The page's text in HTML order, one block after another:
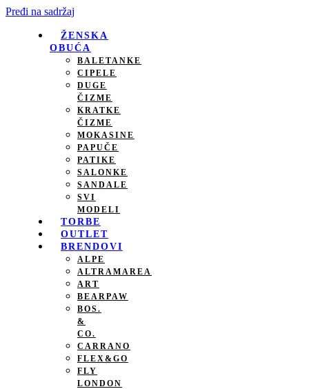
Pređi na sadržaj
ŽENSKA
OBUĆA
BALETANKE
CIPELE
DUGE
ČIZME
KRATKE
ČIZME
MOKASINE
PAPUČE
PATIKE
SALONKE
SANDALE
SVI
MODELI
TORBE
OUTLET
BRENDOVI
ALPE
ALTRAMAREA
ART
BEARPAW
BOS.
&
CO.
CARRANO
FLEX&GO
FLY
LONDON